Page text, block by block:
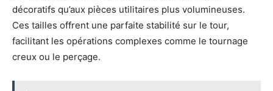
décoratifs qu’aux pièces utilitaires plus volumineuses.
Ces tailles offrent une parfaite stabilité sur le tour,
facilitant les opérations complexes comme le tournage
creux ou le perçage.